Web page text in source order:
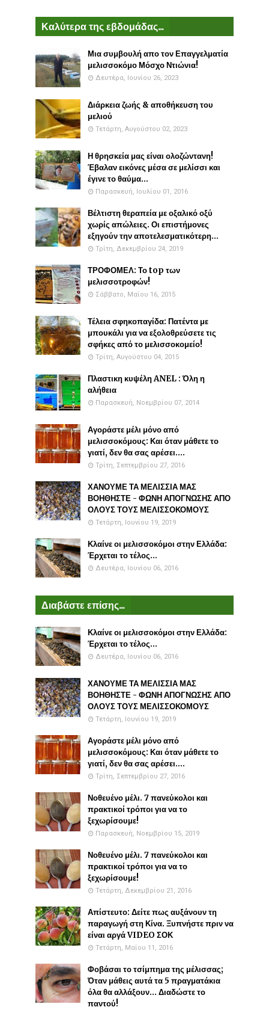
Καλύτερα της εβδομάδας...
Μια συμβουλή απο τον Επαγγελματία
μελισσοκόμο Μόσχο Ντιώνια!
Δευτέρα, Ιουνίου 26, 2023
Διάρκεια ζωής & αποθήκευση του
μελιού
Τετάρτη, Αυγούστου 02, 2023
Η θρησκεία μας είναι ολοζώντανη!
Έβαλαν εικόνες μέσα σε μελίσσι και
έγινε το θαύμα...
Παρασκευή, Ιουλίου 01, 2016
Βέλτιστη θεραπεία με οξαλικό οξύ
χωρίς απώλειες. Οι επιστήμονες
εξηγούν την αποτελεσματικότερη...
Τρίτη, Δεκεμβρίου 24, 2019
ΤΡΟΦΟΜΕΛ: Το top των
μελισσοτροφών!
Σάββατο, Μαΐου 16, 2015
Τέλεια σφηκοπαγίδα: Πατέντα με
μπουκάλι για να εξολοθρεύσετε τις
σφήκες από το μελισσοκομείο!
Τρίτη, Αυγούστου 04, 2015
Πλαστικη κυψέλη ANEL : Όλη η
αλήθεια
Παρασκευή, Νοεμβρίου 07, 2014
Αγοράστε μέλι μόνο από
μελισσοκόμους: Και όταν μάθετε το
γιατί, δεν θα σας αρέσει....
Τρίτη, Σεπτεμβρίου 27, 2016
ΧΑΝΟΥΜΕ ΤΑ ΜΕΛΙΣΣΙΑ ΜΑΣ
ΒΟΗΘΗΣΤΕ - ΦΩΝΗ ΑΠΟΓΝΩΣΗΣ ΑΠΟ
ΟΛΟΥΣ ΤΟΥΣ ΜΕΛΙΣΣΟΚΟΜΟΥΣ
Τετάρτη, Ιουνίου 19, 2019
Κλαίνε οι μελισσοκόμοι στην Ελλάδα:
Έρχεται το τέλος...
Δευτέρα, Ιουνίου 06, 2016
Διαβάστε επίσης...
Κλαίνε οι μελισσοκόμοι στην Ελλάδα:
Έρχεται το τέλος...
Δευτέρα, Ιουνίου 06, 2016
ΧΑΝΟΥΜΕ ΤΑ ΜΕΛΙΣΣΙΑ ΜΑΣ
ΒΟΗΘΗΣΤΕ - ΦΩΝΗ ΑΠΟΓΝΩΣΗΣ ΑΠΟ
ΟΛΟΥΣ ΤΟΥΣ ΜΕΛΙΣΣΟΚΟΜΟΥΣ
Τετάρτη, Ιουνίου 19, 2019
Αγοράστε μέλι μόνο από
μελισσοκόμους: Και όταν μάθετε το
γιατί, δεν θα σας αρέσει....
Τρίτη, Σεπτεμβρίου 27, 2016
Νοθευένο μέλι. 7 πανεύκολοι και
πρακτικοί τρόποι για να το
ξεχωρίσουμε!
Παρασκευή, Νοεμβρίου 15, 2019
Νοθευένο μέλι. 7 πανεύκολοι και
πρακτικοί τρόποι για να το
ξεχωρίσουμε!
Τετάρτη, Δεκεμβρίου 21, 2016
Απίστευτο: Δείτε πως αυξάνουν τη
παραγωγή στη Κίνα. Ξυπνήστε πριν να
είναι αργά VIDEO ΣΟΚ
Τετάρτη, Μαΐου 11, 2016
Φοβάσαι το τσίμπημα της μέλισσας;
Όταν μάθεις αυτά τα 5 πραγματάκια
όλα θα αλλάξουν... Διαδώστε το
παντού!